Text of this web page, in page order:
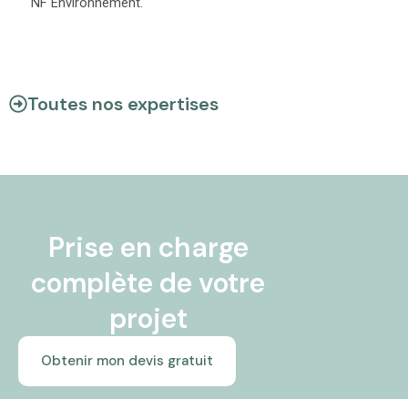
Toutes nos expertises
Prise en charge
complète de votre
projet
Obtenir mon devis gratuit